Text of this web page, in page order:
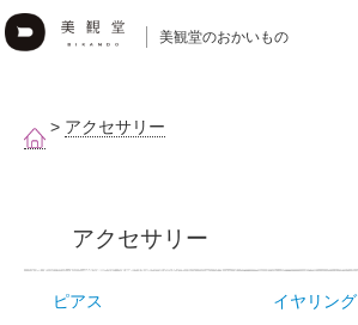
美観堂のおかいもの
> アクセサリー
アクセサリー
ピアス イヤリング